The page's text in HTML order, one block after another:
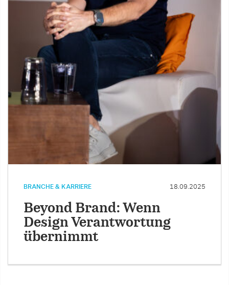
BRANCHE & KARRIERE 18.09.2025
Beyond Brand: Wenn
Design Verantwortung
übernimmt